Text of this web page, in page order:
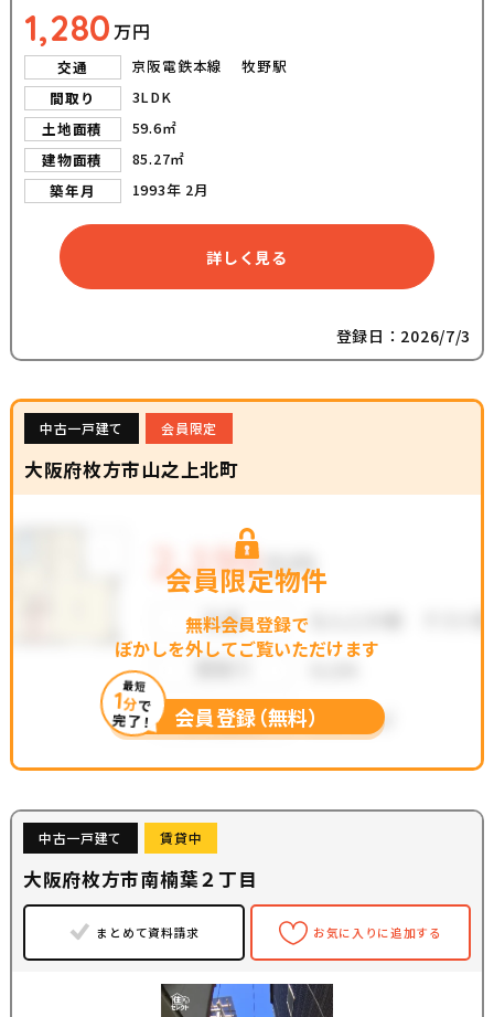
1,280万円
交通
京阪電鉄本線 牧野駅
間取り
3LDK
土地面積
59.6㎡
建物面積
85.27㎡
築年月
1993年 2月
詳しく見る
登録日：2026/7/3
中古一戸建て 会員限定
大阪府枚方市山之上北町
会員限定物件
無料会員登録で
ぼかしを外してご覧いただけます
最短
1分で
完了！ 会員登録（無料）
中古一戸建て 賃貸中
大阪府枚方市南楠葉２丁目
まとめて資料請求 お気に入りに追加する